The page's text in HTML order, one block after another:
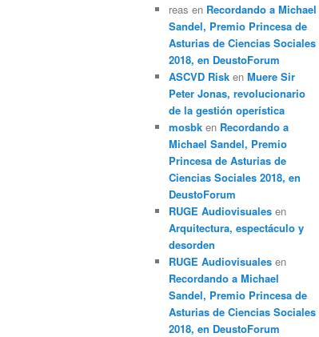
reas en Recordando a Michael
Sandel, Premio Princesa de
Asturias de Ciencias Sociales
2018, en DeustoForum
ASCVD Risk en Muere Sir
Peter Jonas, revolucionario
de la gestión operística
mosbk en Recordando a
Michael Sandel, Premio
Princesa de Asturias de
Ciencias Sociales 2018, en
DeustoForum
RUGE Audiovisuales en
Arquitectura, espectáculo y
desorden
RUGE Audiovisuales en
Recordando a Michael
Sandel, Premio Princesa de
Asturias de Ciencias Sociales
2018, en DeustoForum